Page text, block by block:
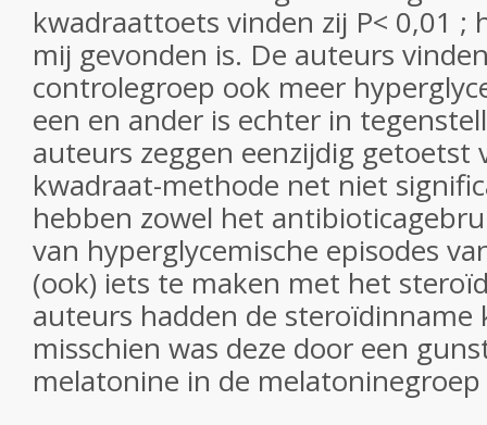
kwadraattoets vinden zij P< 0,01 ;
mij gevonden is. De auteurs
controlegroep ook meer
een en ander is echter in
auteurs zeggen eenzijdig getoetst
kwadraat-methode net niet
hebben zowel het
van hyperglycemische episodes
(ook) iets te maken met het
auteurs hadden de
misschien was deze door een
melatonine in de